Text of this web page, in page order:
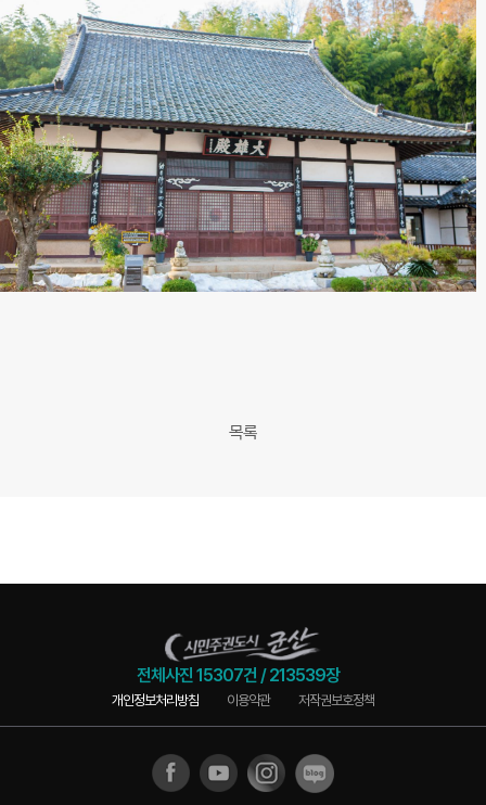
목록
전체사진 15307건 /213539장
개인정보처리방침 이용약관 저작권보호정책